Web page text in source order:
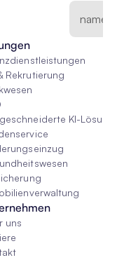
Rekrutierung
KI-Lösungen
uns